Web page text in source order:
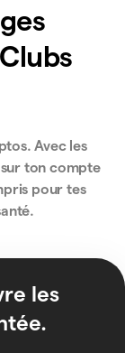
Avec les
ton compte
pour tes
les